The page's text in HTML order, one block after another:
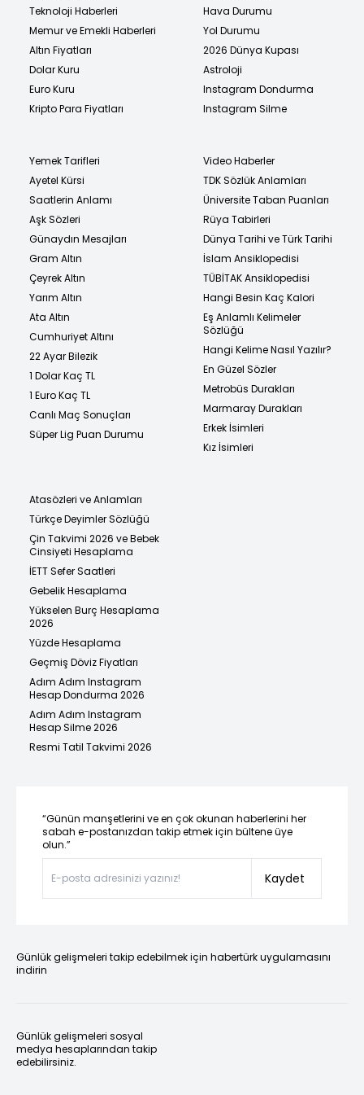
Teknoloji Haberleri
Memur ve Emekli Haberleri
Altın Fiyatları
Dolar Kuru
Euro Kuru
Kripto Para Fiyatları
Hava Durumu
Yol Durumu
2026 Dünya Kupası
Astroloji
Instagram Dondurma
Instagram Silme
Yemek Tarifleri
Ayetel Kürsi
Saatlerin Anlamı
Aşk Sözleri
Günaydın Mesajları
Gram Altın
Çeyrek Altın
Yarım Altın
Ata Altın
Cumhuriyet Altını
22 Ayar Bilezik
1 Dolar Kaç TL
1 Euro Kaç TL
Canlı Maç Sonuçları
Süper Lig Puan Durumu
Video Haberler
TDK Sözlük Anlamları
Üniversite Taban Puanları
Rüya Tabirleri
Dünya Tarihi ve Türk Tarihi
İslam Ansiklopedisi
TÜBİTAK Ansiklopedisi
Hangi Besin Kaç Kalori
Eş Anlamlı Kelimeler
Sözlüğü
Hangi Kelime Nasıl Yazılır?
En Güzel Sözler
Metrobüs Durakları
Marmaray Durakları
Erkek İsimleri
Kız İsimleri
Atasözleri ve Anlamları
Türkçe Deyimler Sözlüğü
Çin Takvimi 2026 ve Bebek
Cinsiyeti Hesaplama
İETT Sefer Saatleri
Gebelik Hesaplama
Yükselen Burç Hesaplama
2026
Yüzde Hesaplama
Geçmiş Döviz Fiyatları
Adım Adım Instagram
Hesap Dondurma 2026
Adım Adım Instagram
Hesap Silme 2026
Resmi Tatil Takvimi 2026
“Günün manşetlerini ve en çok okunan haberlerini her
sabah e-postanızdan takip etmek için bültene üye
olun.”
Kaydet
Günlük gelişmeleri takip edebilmek için habertürk uygulamasını
indirin
Günlük gelişmeleri sosyal
medya hesaplarından takip
edebilirsiniz.